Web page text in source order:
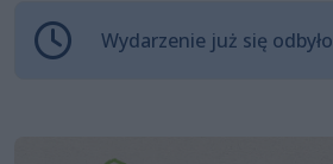
Wydarzenie już się odbyło